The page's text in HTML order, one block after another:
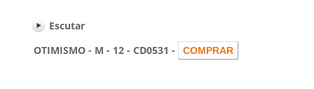
Escutar
OTIMISMO - M - 12 - CD0531 -